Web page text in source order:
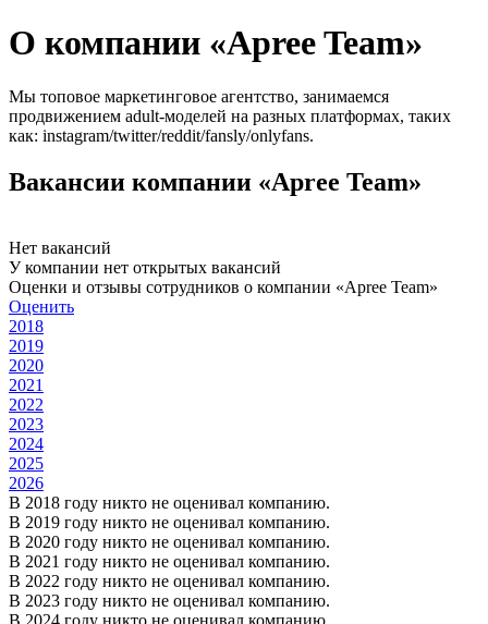
О компании «Apree Team»
Мы топовое маркетинговое агентство, занимаемся
продвижением adult-моделей на разных платформах, таких
как: instagram/twitter/reddit/fansly/onlyfans.
Вакансии компании «Apree Team»
Нет вакансий
У компании нет открытых вакансий
Оценки и отзывы сотрудников о компании «Apree Team»
Оценить
2018
2019
2020
2021
2022
2023
2024
2025
2026
В 2018 году никто не оценивал компанию.
В 2019 году никто не оценивал компанию.
В 2020 году никто не оценивал компанию.
В 2021 году никто не оценивал компанию.
В 2022 году никто не оценивал компанию.
В 2023 году никто не оценивал компанию.
В 2024 году никто не оценивал компанию.